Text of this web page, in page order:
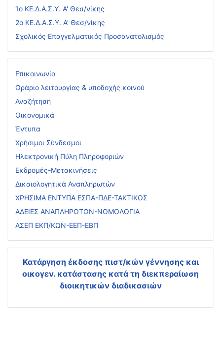
1ο ΚΕ.Δ.Α.Σ.Υ. Α' Θεσ/νίκης
2ο ΚΕ.Δ.Α.Σ.Υ. Α' Θεσ/νίκης
Σχολικός Επαγγελματικός Προσανατολισμός
Επικοινωνία
Ωράριο λειτουργίας & υποδοχής κοινού
Αναζήτηση
Οικονομικά
Έντυπα
Χρήσιμοι Σύνδεσμοι
Ηλεκτρονική Πύλη Πληροφοριών
Εκδρομές-Μετακινήσεις
Δικαιολογητικά Αναπληρωτών
ΧΡΗΣΙΜΑ ΕΝΤΥΠΑ ΕΣΠΑ-ΠΔΕ-ΤΑΚΤΙΚΟΣ
ΑΔΕΙΕΣ ΑΝΑΠΛΗΡΩΤΩΝ-ΝΟΜΟΛΟΓΙΑ
ΑΣΕΠ ΕΚΠ/ΚΩΝ-ΕΕΠ-ΕΒΠ
Κατάργηση έκδοσης πιστ/κών γέννησης και
οικογεν. κατάστασης κατά τη διεκπεραίωση
διοικητικών διαδικασιών